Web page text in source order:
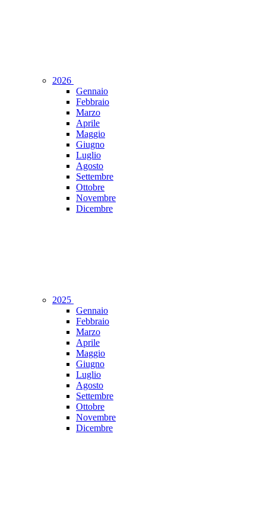
2026
Gennaio
Febbraio
Marzo
Aprile
Maggio
Giugno
Luglio
Agosto
Settembre
Ottobre
Novembre
Dicembre
2025
Gennaio
Febbraio
Marzo
Aprile
Maggio
Giugno
Luglio
Agosto
Settembre
Ottobre
Novembre
Dicembre